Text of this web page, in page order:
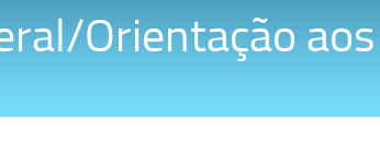
Orientação